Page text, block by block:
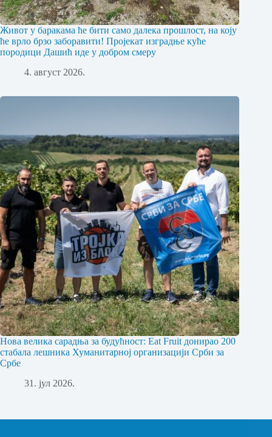
Живот у баракама ће бити само далека прошлост, на коју
ће врло брзо заборавити! Пројекат изградње куће
породици Дашић иде у добром смеру
4. август 2026.
Нова велика сарадња за будућност: Eat Fruit донирао 200
стабала лешника Хуманитарној организацији Срби за
Србе
31. јул 2026.